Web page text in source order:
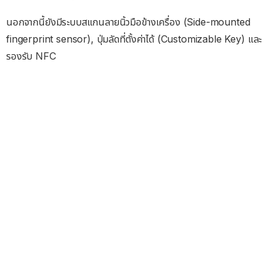
นอกจากนี้ยังมีระบบสแกนลายนิ้วมือข้างเครื่อง (Side-mounted
fingerprint sensor), ปุ่มลัดที่ตั้งค่าได้ (Customizable Key) และ
รองรับ NFC